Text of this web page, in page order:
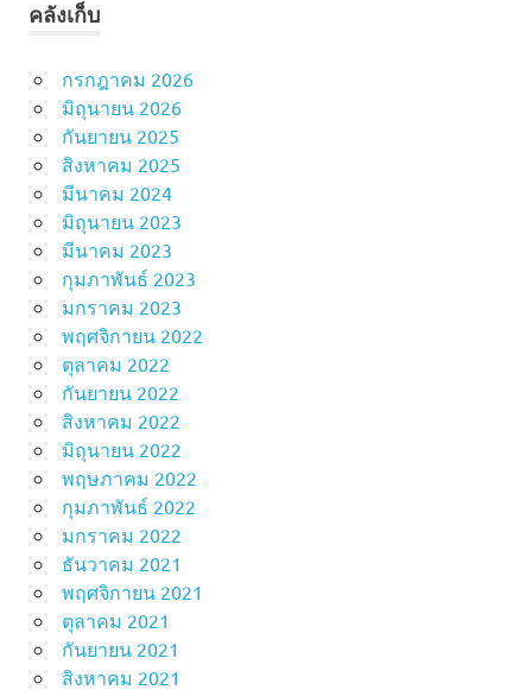
คลังเก็บ
กรกฎาคม 2026
มิถุนายน 2026
กันยายน 2025
สิงหาคม 2025
มีนาคม 2024
มิถุนายน 2023
มีนาคม 2023
กุมภาพันธ์ 2023
มกราคม 2023
พฤศจิกายน 2022
ตุลาคม 2022
กันยายน 2022
สิงหาคม 2022
มิถุนายน 2022
พฤษภาคม 2022
กุมภาพันธ์ 2022
มกราคม 2022
ธันวาคม 2021
พฤศจิกายน 2021
ตุลาคม 2021
กันยายน 2021
สิงหาคม 2021